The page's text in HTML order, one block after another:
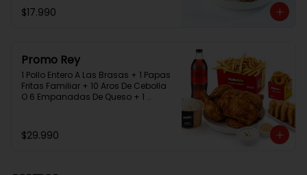
$17.990
Promo Rey
1 Pollo Entero A Las Brasas + 1 Papas
Fritas Familiar + 10 Aros De Cebolla
O 6 Empanadas De Queso + 1
$29.990